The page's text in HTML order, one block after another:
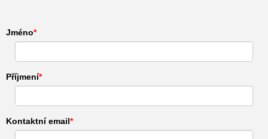
Jméno
Příjmení
Kontaktní email